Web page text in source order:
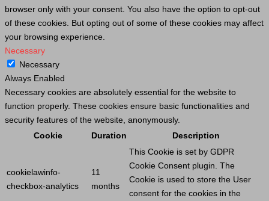
browser only with your consent. You also have the option to opt-out
of these cookies. But opting out of some of these cookies may affect
your browsing experience.
Necessary
Necessary
Always Enabled
Necessary cookies are absolutely essential for the website to
function properly. These cookies ensure basic functionalities and
security features of the website, anonymously.
Cookie
Duration Description
cookielawinfo-
checkbox-analytics
11
months
This Cookie is set by GDPR
Cookie Consent plugin. The
Cookie is used to store the User
consent for the cookies in the